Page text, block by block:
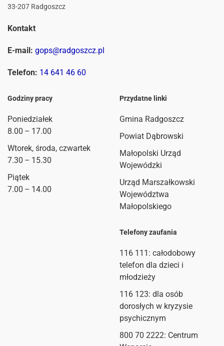
33-207 Radgoszcz
Kontakt
E-mail: gops@radgoszcz.pl
Telefon: 14 641 46 60
Godziny pracy
Poniedziałek
8.00 – 17.00
Wtorek, środa, czwartek
7.30 – 15.30
Piątek
7.00 – 14.00
Przydatne linki
Gmina Radgoszcz
Powiat Dąbrowski
Małopolski Urząd
Wojewódzki
Urząd Marszałkowski
Województwa
Małopolskiego
Telefony zaufania
116 111 : całodobowy
telefon dla dzieci i
młodzieży
116 123: dla osób
dorosłych w kryzysie
psychicznym
800 70 2222: Centrum